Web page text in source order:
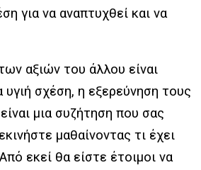
για να αναπτυχθεί και να
αξιών του άλλου είναι
υγιή σχέση, η εξερεύνηση τους
μια συζήτηση που σας
μαθαίνοντας τι έχει
εκεί θα είστε έτοιμοι να